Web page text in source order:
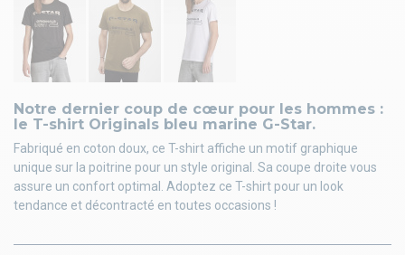
Notre dernier coup de cœur pour les hommes :
le T-shirt Originals bleu marine G-Star.
Fabriqué en coton doux, ce T-shirt affiche un motif graphique
unique sur la poitrine pour un style original. Sa coupe droite vous
assure un confort optimal. Adoptez ce T-shirt pour un look
tendance et décontracté en toutes occasions !